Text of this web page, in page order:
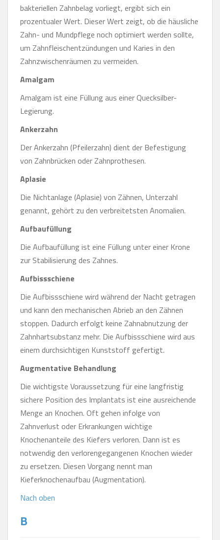
bakteriellen Zahnbelag vorliegt, ergibt sich ein
prozentualer Wert. Dieser Wert zeigt, ob die häusliche
Zahn- und Mundpflege noch optimiert werden sollte,
um Zahnfleischentzündungen und Karies in den
Zahnzwischenräumen zu vermeiden.
Amalgam
Amalgam ist eine Füllung aus einer Quecksilber-
Legierung.
Ankerzahn
Der Ankerzahn (Pfeilerzahn) dient der Befestigung
von Zahnbrücken oder Zahnprothesen.
Aplasie
Die Nichtanlage (Aplasie) von Zähnen, Unterzahl
genannt, gehört zu den verbreitetsten Anomalien.
Aufbaufüllung
Die Aufbaufüllung ist eine Füllung unter einer Krone
zur Stabilisierung des Zahnes.
Aufbissschiene
Die Aufbissschiene wird während der Nacht getragen
und kann den mechanischen Abrieb an den Zähnen
stoppen. Dadurch erfolgt keine Zahnabnutzung der
Zahnhartsubstanz mehr. Die Aufbissschiene wird aus
einem durchsichtigen Kunststoff gefertigt.
Augmentative Behandlung
Die wichtigste Voraussetzung für eine langfristig
sichere Position des Implantats ist eine ausreichende
Menge an Knochen. Oft gehen infolge von
Zahnverlust oder Erkrankungen wichtige
Knochenanteile des Kiefers verloren. Dann ist es
notwendig den verlorengegangenen Knochen wieder
zu ersetzen. Diesen Vorgang nennt man
Kieferknochenaufbau (Augmentation).
Nach oben
B